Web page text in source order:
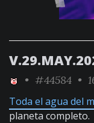
• #44584 •
Toda el agua del
planeta completo.